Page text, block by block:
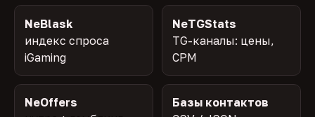
NeBlask
индекс спроса
iGaming
NeTGStats
TG-каналы: цены,
CPM
NeOffers
Базы контактов